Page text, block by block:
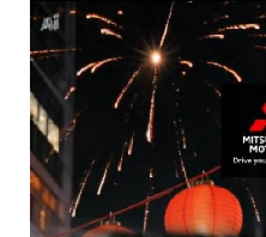
Pemutar